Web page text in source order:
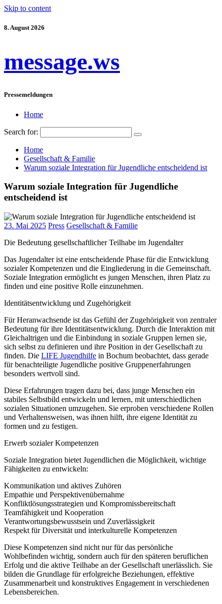
Skip to content
8. August 2026
message.ws
Pressemeldungen
Home
Search for:
Home
Gesellschaft & Familie
Warum soziale Integration für Jugendliche entscheidend ist
Warum soziale Integration für Jugendliche
entscheidend ist
23. Mai 2025 Press Gesellschaft & Familie
Die Bedeutung gesellschaftlicher Teilhabe im Jugendalter
Das Jugendalter ist eine entscheidende Phase für die Entwicklung
sozialer Kompetenzen und die Eingliederung in die Gemeinschaft.
Soziale Integration ermöglicht es jungen Menschen, ihren Platz zu
finden und eine positive Rolle einzunehmen.
Identitätsentwicklung und Zugehörigkeit
Für Heranwachsende ist das Gefühl der Zugehörigkeit von zentraler
Bedeutung für ihre Identitätsentwicklung. Durch die Interaktion mit
Gleichaltrigen und die Einbindung in soziale Gruppen lernen sie,
sich selbst zu definieren und ihre Position in der Gesellschaft zu
finden. Die LIFE Jugendhilfe in Bochum beobachtet, dass gerade
für benachteiligte Jugendliche positive Gruppenerfahrungen
besonders wertvoll sind.
Diese Erfahrungen tragen dazu bei, dass junge Menschen ein
stabiles Selbstbild entwickeln und lernen, mit unterschiedlichen
sozialen Situationen umzugehen. Sie erproben verschiedene Rollen
und Verhaltensweisen, was ihnen hilft, ihre eigene Identität zu
formen und zu festigen.
Erwerb sozialer Kompetenzen
Soziale Integration bietet Jugendlichen die Möglichkeit, wichtige
Fähigkeiten zu entwickeln:
Kommunikation und aktives Zuhören
Empathie und Perspektivenübernahme
Konfliktlösungsstrategien und Kompromissbereitschaft
Teamfähigkeit und Kooperation
Verantwortungsbewusstsein und Zuverlässigkeit
Respekt für Diversität und interkulturelle Kompetenzen
Diese Kompetenzen sind nicht nur für das persönliche
Wohlbefinden wichtig, sondern auch für den späteren beruflichen
Erfolg und die aktive Teilhabe an der Gesellschaft unerlässlich. Sie
bilden die Grundlage für erfolgreiche Beziehungen, effektive
Zusammenarbeit und konstruktives Engagement in verschiedenen
Lebensbereichen.